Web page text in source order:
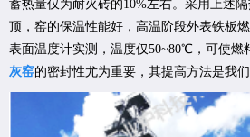
蓄热量仅为耐火砖的10%左右。采用上述
顶，窑的保温性能好，高温阶段外表铁板
表面温度计实测，温度仅50~80℃，可使燃
灰窑的密封性尤为重要，其提高方法是我们